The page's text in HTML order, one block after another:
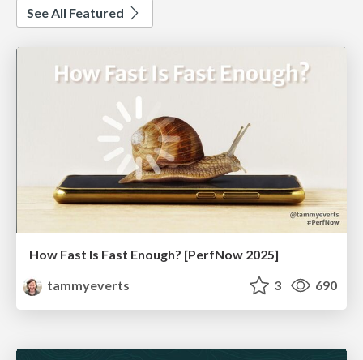
See All Featured
How Fast Is Fast Enough? [PerfNow 2025]
tammyeverts
3 690